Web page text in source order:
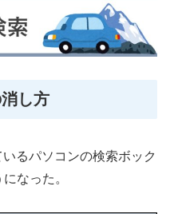
し方
るパソコンの検索ボック
なった。